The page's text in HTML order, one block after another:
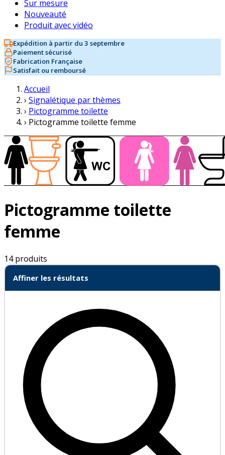
Sur mesure
Nouveauté
Produit avec vidéo
Expédition à partir du 3 septembre
Paiement sécurisé
Fabrication Française
Satisfait ou remboursé
Accueil
› Signalétique par thèmes
› Pictogramme toilette
› Pictogramme toilette femme
Pictogramme toilette
femme
14 produits
Affiner les résultats